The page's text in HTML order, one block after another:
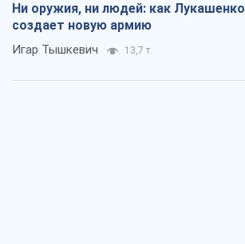
Ни оружия, ни людей: как Лукашенко
создает новую армию
Игар Тышкевич 13,7 т.